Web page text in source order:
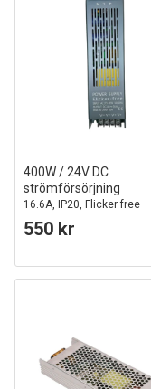
400W / 24V DC
strömförsörjning
16.6A, IP20, Flicker free
550 kr